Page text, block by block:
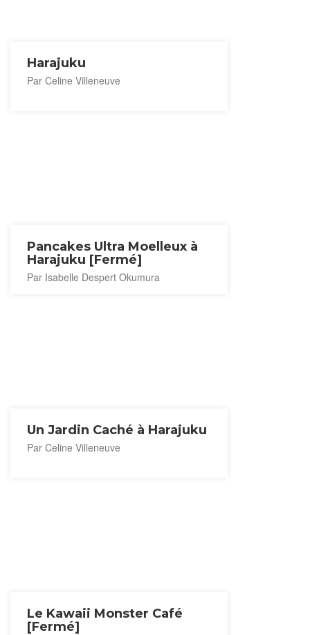
Harajuku
Par Celine Villeneuve
Pancakes Ultra Moelleux à
Harajuku [Fermé]
Par Isabelle Despert Okumura
Un Jardin Caché à Harajuku
Par Celine Villeneuve
Le Kawaii Monster Café
[Fermé]